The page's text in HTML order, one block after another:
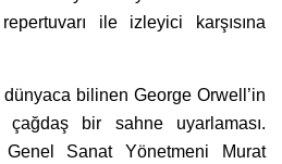
ile izleyici karşısına
bilinen George Orwell’in
çağdaş bir sahne uyarlaması.
Sanat Yönetmeni Murat